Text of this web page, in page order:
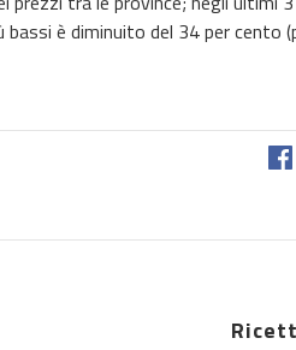
è diminuito del 34 per cento